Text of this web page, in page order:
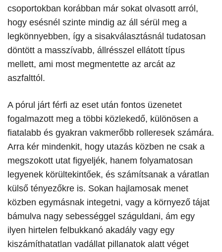
csoportokban korábban már sokat olvasott arról,
hogy esésnél szinte mindig az áll sérül meg a
legkönnyebben, így a sisakválasztásnál tudatosan
döntött a masszívabb, állrésszel ellátott típus
mellett, ami most megmentette az arcát az
aszfalttól.
​A pórul járt férfi az eset után fontos üzenetet
fogalmazott meg a többi közlekedő, különösen a
fiatalabb és gyakran vakmerőbb rolleresek számára.
Arra kér mindenkit, hogy utazás közben ne csak a
megszokott utat figyeljék, hanem folyamatosan
legyenek körültekintőek, és számítsanak a váratlan
külső tényezőkre is. Sokan hajlamosak menet
közben egymásnak integetni, vagy a környező tájat
bámulva nagy sebességgel száguldani, ám egy
ilyen hirtelen felbukkanó akadály vagy egy
kiszámíthatatlan vadállat pillanatok alatt véget